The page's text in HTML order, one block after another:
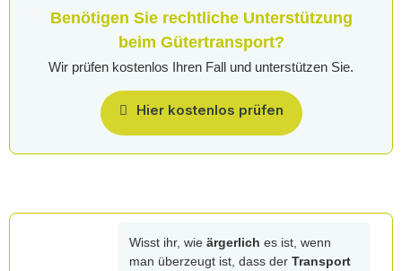
Benötigen Sie rechtliche Unterstützung
beim Gütertransport?
Wir prüfen kostenlos Ihren Fall und unterstützen Sie.
Hier kostenlos prüfen
Wisst ihr, wie ärgerlich es ist, wenn
man überzeugt ist, dass der Transport